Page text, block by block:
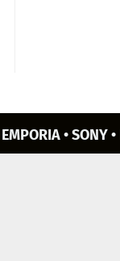
• SONY